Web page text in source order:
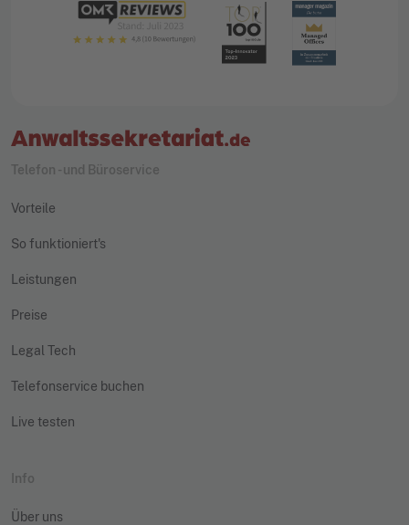
Telefon - und Büroservice
Vorteile
So funktioniert's
Leistungen
Preise
Legal Tech
Telefonservice buchen
Live testen
Info
Über uns